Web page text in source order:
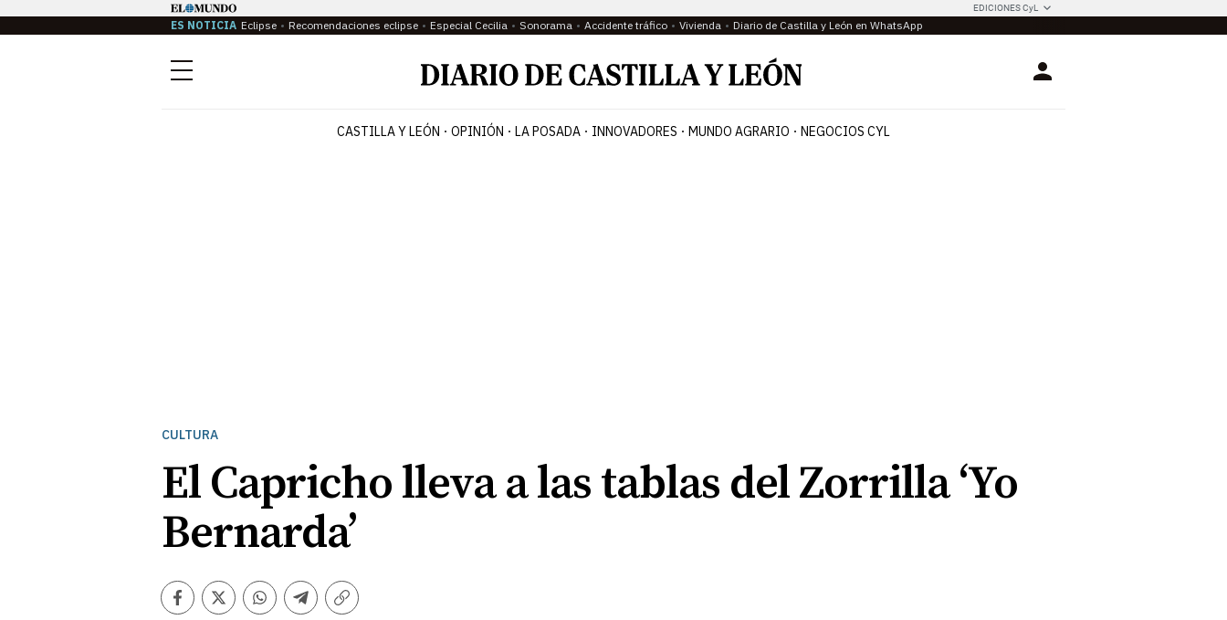
EDICIONES CyL
ES NOTICIA Eclipse Recomendaciones eclipse Especial Cecilia Sonorama Accidente tráfico Vivienda Diario de Castilla y León en WhatsApp
Menú Login
CASTILLA Y LEÓN OPINIÓN LA POSADA INNOVADORES MUNDO AGRARIO NEGOCIOS CYL
CULTURA
El Capricho lleva a las tablas del Zorrilla ‘Yo
Bernarda’
Facebook
TwitterWhatsapp
Telegram
Copiar